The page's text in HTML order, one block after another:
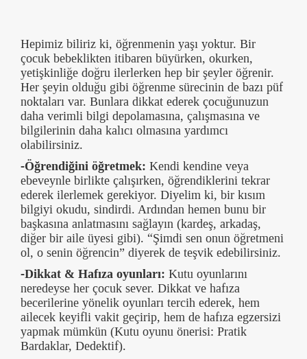
Hepimiz biliriz ki, öğrenmenin yaşı yoktur. Bir
çocuk bebeklikten itibaren büyürken, okurken,
yetişkinliğe doğru ilerlerken hep bir şeyler öğrenir.
Her şeyin olduğu gibi öğrenme sürecinin de bazı püf
noktaları var. Bunlara dikkat ederek çocuğunuzun
daha verimli bilgi depolamasına, çalışmasına ve
bilgilerinin daha kalıcı olmasına yardımcı
olabilirsiniz.
-Öğrendiğini öğretmek: Kendi kendine veya
ebeveynle birlikte çalışırken, öğrendiklerini tekrar
ederek ilerlemek gerekiyor. Diyelim ki, bir kısım
bilgiyi okudu, sindirdi. Ardından hemen bunu bir
başkasına anlatmasını sağlayın (kardeş, arkadaş,
diğer bir aile üyesi gibi). “Şimdi sen onun öğretmeni
ol, o senin öğrencin” diyerek de teşvik edebilirsiniz.
-Dikkat & Hafıza oyunları: Kutu oyunlarını
neredeyse her çocuk sever. Dikkat ve hafıza
becerilerine yönelik oyunları tercih ederek, hem
ailecek keyifli vakit geçirip, hem de hafıza egzersizi
yapmak mümkün (Kutu oyunu önerisi: Pratik
Bardaklar, Dedektif).